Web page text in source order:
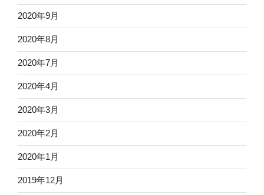
2020年9月
2020年8月
2020年7月
2020年4月
2020年3月
2020年2月
2020年1月
2019年12月